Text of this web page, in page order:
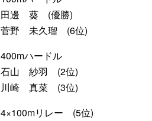
田邊 葵 (優勝)
菅野 未久瑠 (6位)
400mハードル
石山 紗羽 (2位)
川崎 真菜 (3位)
4×100mリレー (5位)